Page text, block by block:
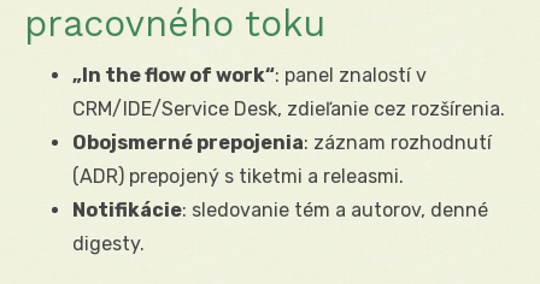
pracovného toku
„In the flow of work“: panel znalostí v
CRM/IDE/Service Desk, zdieľanie cez rozšírenia.
Obojsmerné prepojenia: záznam rozhodnutí
(ADR) prepojený s tiketmi a releasmi.
Notifikácie: sledovanie tém a autorov, denné
digesty.